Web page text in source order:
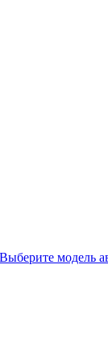
Выберите модель